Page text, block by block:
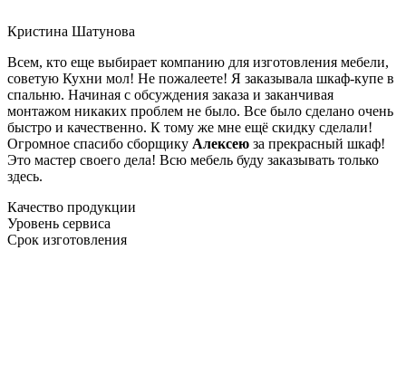
Кристина Шатунова
Всем, кто еще выбирает компанию для изготовления мебели,
советую Кухни мол! Не пожалеете! Я заказывала шкаф-купе в
спальню. Начиная с обсуждения заказа и заканчивая
монтажом никаких проблем не было. Все было сделано очень
быстро и качественно. К тому же мне ещё скидку сделали!
Огромное спасибо сборщику Алексею за прекрасный шкаф!
Это мастер своего дела! Всю мебель буду заказывать только
здесь.
Качество продукции
Уровень сервиса
Срок изготовления